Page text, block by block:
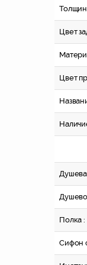
Цвет
Цвет
Полка :
Сифон